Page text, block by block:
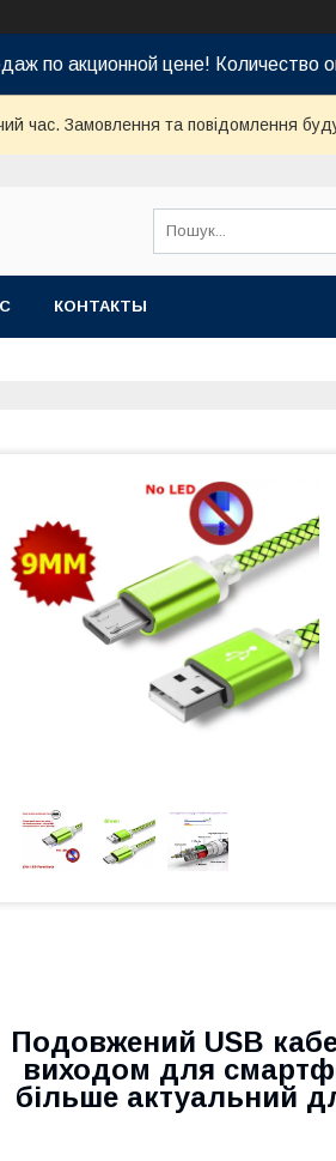
по акционной цене! Количество
час. Замовлення та повідомлення
КОНТАКТЫ
Подовжений USB
виходом для
більше актуальний